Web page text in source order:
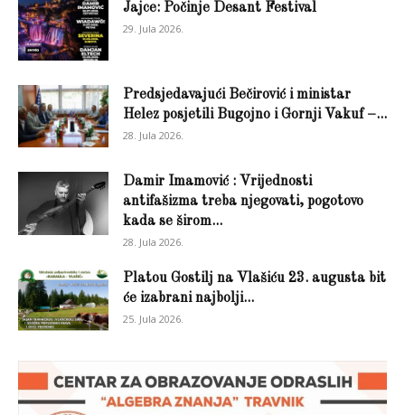
Jajce: Počinje Desant Festival
29. Jula 2026.
Predsjedavajući Bečirović i ministar
Helez posjetili Bugojno i Gornji Vakuf –...
28. Jula 2026.
Damir Imamović : Vrijednosti
antifašizma treba njegovati, pogotovo
kada se širom...
28. Jula 2026.
Platou Gostilj na Vlašiću 23. augusta bit
će izabrani najbolji...
25. Jula 2026.